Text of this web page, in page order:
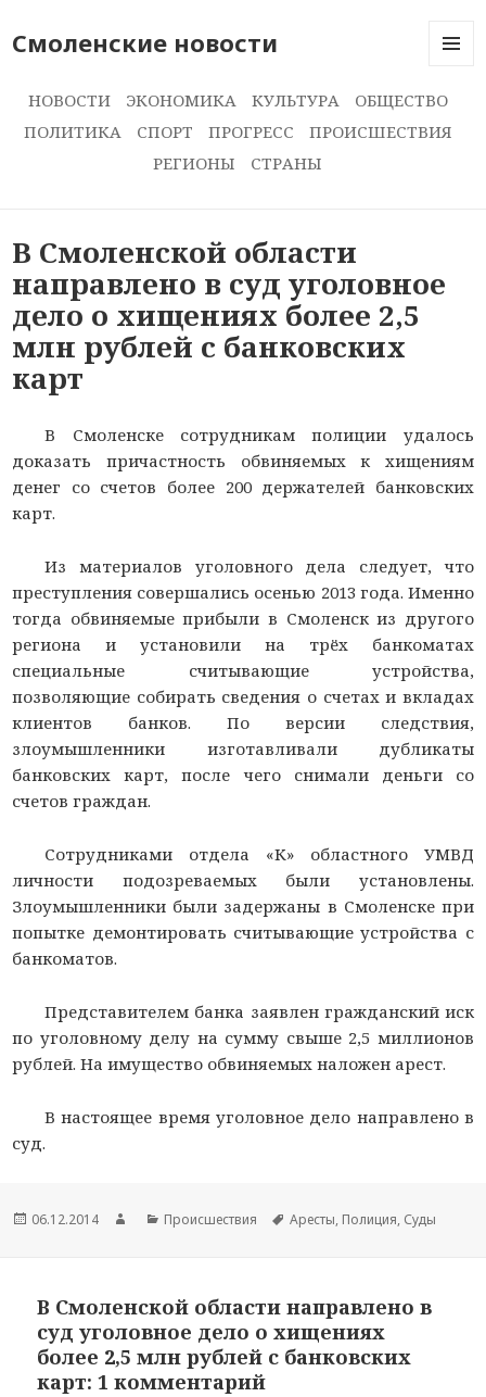
Смоленские новости
И
НОВОСТИ ЭКОНОМИКА КУЛЬТУРА
ОБЩЕСТВО
ПОЛИТИКА
СПОРТ ПРОГРЕСС
ПРОИСШЕСТВИЯ
РЕГИОНЫ
СТРАНЫ
В Смоленской области
направлено в суд уголовное
дело о хищениях более 2,5
млн рублей с банковских
карт
В Смоленске сотрудникам полиции удалось
доказать причастность обвиняемых к хищениям
денег со счетов более 200 держателей банковских
карт.
Из материалов уголовного дела следует, что
преступления совершались осенью 2013 года. Именно
тогда обвиняемые прибыли в Смоленск из другого
региона и установили на трёх банкоматах
специальные считывающие устройства,
позволяющие собирать сведения о счетах и вкладах
клиентов банков. По версии следствия,
злоумышленники изготавливали дубликаты
банковских карт, после чего снимали деньги со
счетов граждан.
Сотрудниками отдела «К» областного УМВД
личности подозреваемых были установлены.
Злоумышленники были задержаны в Смоленске при
попытке демонтировать считывающие устройства с
банкоматов.
Представителем банка заявлен гражданский иск
по уголовному делу на сумму свыше 2,5 миллионов
рублей. На имущество обвиняемых наложен арест.
В настоящее время уголовное дело направлено в
суд.
Опубликовано
06.12.2014 АвторРубрики
Происшествия Метки
Аресты, Полиция, Суды
В Смоленской области направлено в
суд уголовное дело о хищениях
более 2,5 млн рублей с банковских
карт: 1 комментарий